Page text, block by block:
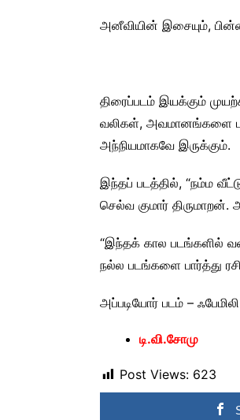
அனீவியின் இசையும்,
திரைப்படம் இயக்கும்
வலிகள், அவமானங்களை
அந்நியமாகவே இருக்கும்.
இந்தப் படத்தில், “நம்ம
செல்வ குமார் திருமாறன்.
“இந்தக் கால படங்களில்
நல்ல படங்களை பார்த்து
அப்படியோர் படம் –
டி.வி.சோமு
Post Views: 623